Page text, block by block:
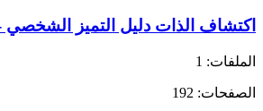
اكتشاف الذات دليل التميز الشخصي -
الملفات: 1
الصفحات: 192